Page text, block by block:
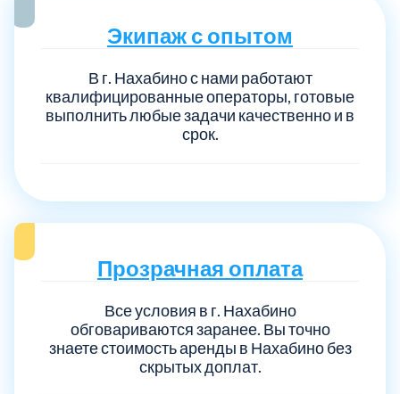
Экипаж с опытом
В г. Нахабино с нами работают
квалифицированные операторы, готовые
выполнить любые задачи качественно и в
срок.
Прозрачная оплата
Все условия в г. Нахабино
обговариваются заранее. Вы точно
знаете стоимость аренды в Нахабино без
скрытых доплат.
Выберите город: